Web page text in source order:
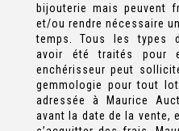
bijouterie mais peuvent
et/ou rendre nécessaire
temps. Tous les types
avoir été traités pour
enchérisseur peut
gemmologie pour tout
adressée à Maurice
avant la date de la vente,